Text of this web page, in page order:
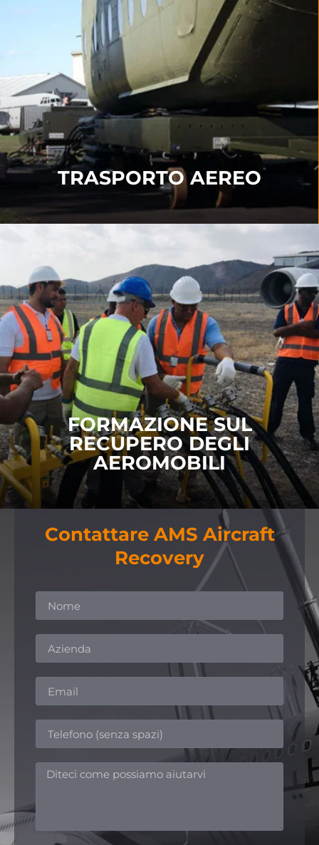
TRASPORTO AEREO
TRASPORTO AEREO
I nostri prodotti per il trasporto includono
Trasportatore
Giradischi,Supporto angolare
Sistemi a slittaeKit di risposta immediata
PER SAPERNE DI PIÙ
FORMAZIONE SUL
RECUPERO DEGLI
AEROMOBILI
FORMAZIONE SUL
RECUPERO DEGLI
AEROMOBILI
La nostra formazione sul recupero degli aeromobili
comprendeFormazione pratica,Formazione del
team
Formazione dei co-ordinatori.
PER SAPERNE DI PIÙ
Contattare AMS Aircraft
Recovery